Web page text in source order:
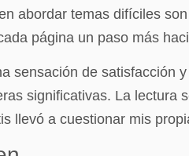
abordar temas difíciles
página un paso más
sensación de satisfacción
significativas. La
llevó a cuestionar mis